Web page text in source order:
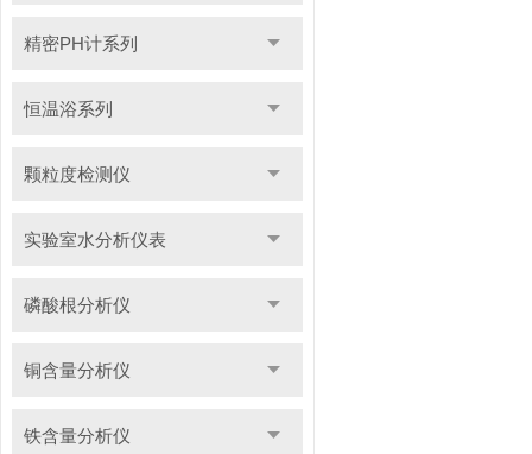
精密PH计系列
恒温浴系列
颗粒度检测仪
实验室水分析仪表
磷酸根分析仪
铜含量分析仪
铁含量分析仪